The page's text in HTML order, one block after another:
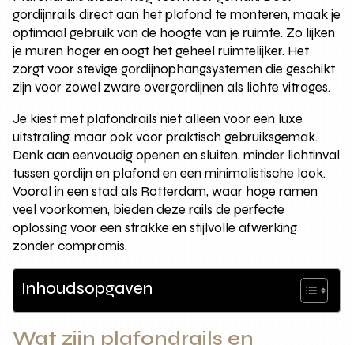
gordijnrails direct aan het plafond te monteren, maak je
optimaal gebruik van de hoogte van je ruimte. Zo lijken
je muren hoger en oogt het geheel ruimtelijker. Het
zorgt voor stevige gordijnophangsystemen die geschikt
zijn voor zowel zware overgordijnen als lichte vitrages.
Je kiest met plafondrails niet alleen voor een luxe
uitstraling, maar ook voor praktisch gebruiksgemak.
Denk aan eenvoudig openen en sluiten, minder lichtinval
tussen gordijn en plafond en een minimalistische look.
Vooral in een stad als Rotterdam, waar hoge ramen
veel voorkomen, bieden deze rails de perfecte
oplossing voor een strakke en stijlvolle afwerking
zonder compromis.
Inhoudsopgaven
Wat zijn plafondrails en